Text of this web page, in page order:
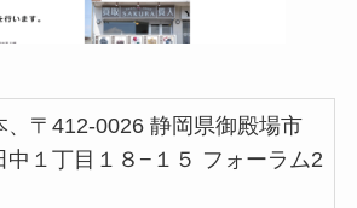
、〒412-0026 静岡県御殿場市
中１丁目１８−１５ フォーラム2